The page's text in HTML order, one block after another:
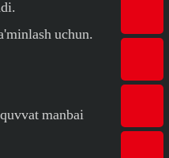
uchun.
manbai